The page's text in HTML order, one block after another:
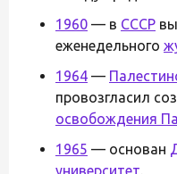
1960 — в СССР
еженедельного
1964 —
провозгласил
освобождения
1965 — основан
университет